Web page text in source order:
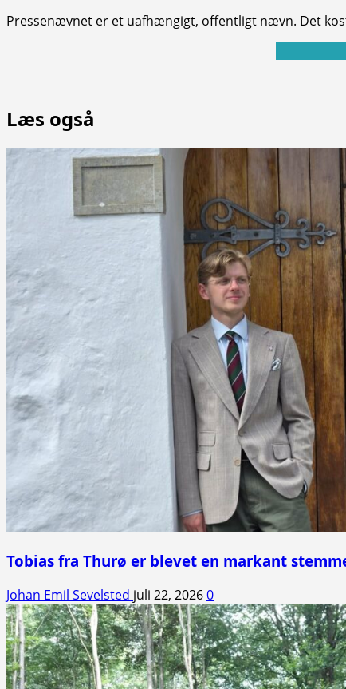
Pressenævnet er et uafhængigt, offentligt nævn. Det
Læs også
Tobias fra Thurø er blevet en markant
Johan Emil Sevelsted juli 22, 20260